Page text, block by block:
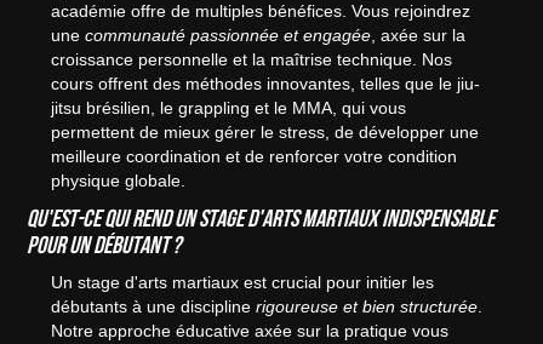
académie offre de multiples bénéfices. Vous rejoindrez
unecommunauté passionnée et engagée, axée sur la
croissance personnelle et la maîtrise technique. Nos
cours offrent des méthodes innovantes, telles que le jiu-
jitsu brésilien, le grappling et le MMA, qui vous
permettent de mieux gérer le stress, de développer une
meilleure coordination et de renforcer votre condition
physique globale.
Qu'est-ce qui rend un stage d'arts martiaux indispensable
pour un débutant ?
Un stage d'arts martiaux est crucial pour initier les
débutants à une disciplinerigoureuse et bien structurée.
Notre approche éducative axée sur la pratique vous